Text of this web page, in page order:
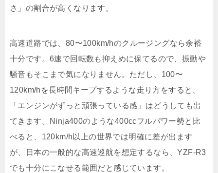
さ」の割合が高くなります。
高速道路では、80〜100km/hのクルージングなら余裕
十分です。6速で回転数も抑えめに保てるので、振動や
騒音もそこまで気になりません。ただし、100〜
120km/hを長時間キープするような走り方をすると、
「エンジンがずっと頑張っている感」はどうしても出
てきます。Ninja400のような400ccフルパワー勢と比
べると、120km/h以上の世界では明確に差が出ます
が、日本の一般的な高速巡航を想定するなら、YZF-R3
でも十分にこなせる範囲だと感じています。